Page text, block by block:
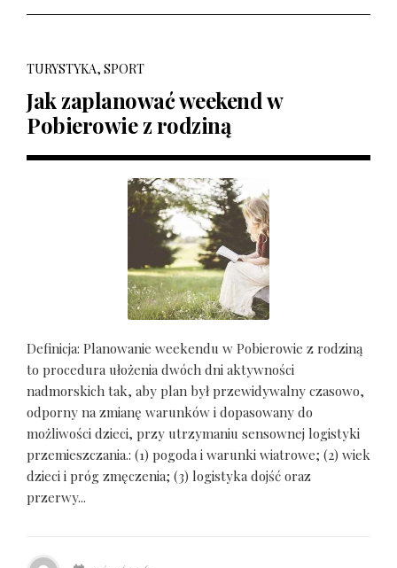
TURYSTYKA, SPORT
Jak zaplanować weekend w
Pobierowie z rodziną
Definicja: Planowanie weekendu w Pobierowie z rodziną
to procedura ułożenia dwóch dni aktywności
nadmorskich tak, aby plan był przewidywalny czasowo,
odporny na zmianę warunków i dopasowany do
możliwości dzieci, przy utrzymaniu sensownej logistyki
przemieszczania.: (1) pogoda i warunki wiatrowe; (2) wiek
dzieci i próg zmęczenia; (3) logistyka dojść oraz
przerwy...